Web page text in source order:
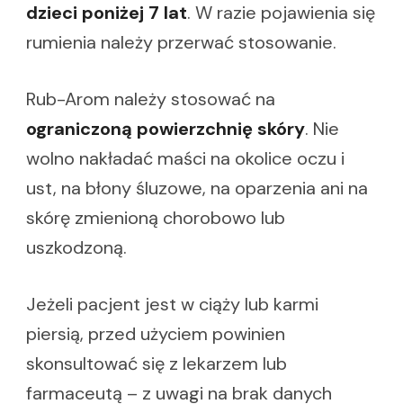
dzieci poniżej 7 lat. W razie pojawienia się
rumienia należy przerwać stosowanie.
Rub-Arom należy stosować na
ograniczoną powierzchnię skóry. Nie
wolno nakładać maści na okolice oczu i
ust, na błony śluzowe, na oparzenia ani na
skórę zmienioną chorobowo lub
uszkodzoną.
Jeżeli pacjent jest w ciąży lub karmi
piersią, przed użyciem powinien
skonsultować się z lekarzem lub
farmaceutą – z uwagi na brak danych